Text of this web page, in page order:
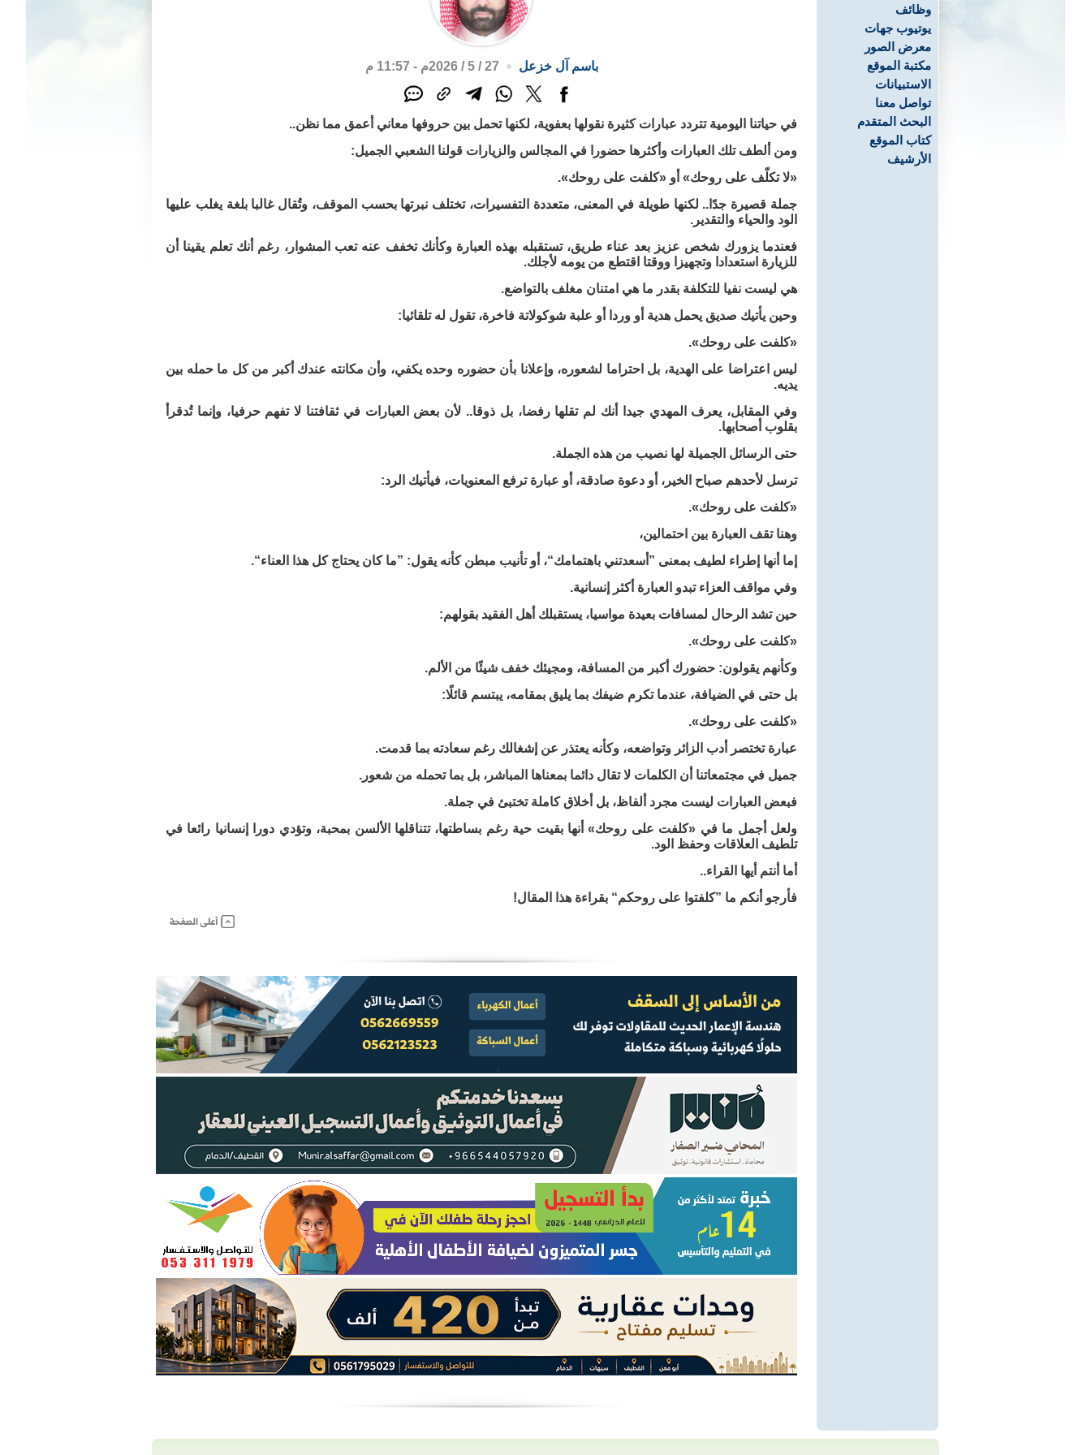
وظائف
يوتيوب جهات
معرض الصور
مكتبة الموقع
الاستبيانات
تواصل معنا
البحث المتقدم
كتاب الموقع
الأرشيف
باسم آل خزعل 27 / 5 / 2026م - 11:57 م
في حياتنا اليومية تتردد عبارات كثيرة نقولها بعفوية، لكنها تحمل بين حروفها معاني أعمق مما نظن..
ومن ألطف تلك العبارات وأكثرها حضورا في المجالس والزيارات قولنا الشعبي الجميل:
«لا تكلّف على روحك» أو «كلفت على روحك».
جملة قصيرة جدًا.. لكنها طويلة في المعنى، متعددة التفسيرات، تختلف نبرتها بحسب الموقف، وتُقال غالبا بلغة يغلب عليها
الود والحياء والتقدير.
فعندما يزورك شخص عزيز بعد عناء طريق، تستقبله بهذه العبارة وكأنك تخفف عنه تعب المشوار، رغم أنك تعلم يقينا أن
للزيارة استعدادا وتجهيزا ووقتا اقتطع من يومه لأجلك.
هي ليست نفيا للتكلفة بقدر ما هي امتنان مغلف بالتواضع.
وحين يأتيك صديق يحمل هدية أو وردا أو علبة شوكولاتة فاخرة، تقول له تلقائيا:
«كلفت على روحك».
ليس اعتراضا على الهدية، بل احتراما لشعوره، وإعلانا بأن حضوره وحده يكفي، وأن مكانته عندك أكبر من كل ما حمله بين
يديه.
وفي المقابل، يعرف المهدي جيدا أنك لم تقلها رفضا، بل ذوقا.. لأن بعض العبارات في ثقافتنا لا تفهم حرفيا، وإنما تُدقرأ
بقلوب أصحابها.
حتى الرسائل الجميلة لها نصيب من هذه الجملة.
ترسل لأحدهم صباح الخير، أو دعوة صادقة، أو عبارة ترفع المعنويات، فيأتيك الرد:
«كلفت على روحك».
وهنا تقف العبارة بين احتمالين،
إما أنها إطراء لطيف بمعنى ”أسعدتني باهتمامك“، أو تأنيب مبطن كأنه يقول: ”ما كان يحتاج كل هذا العناء“.
وفي مواقف العزاء تبدو العبارة أكثر إنسانية.
حين تشد الرحال لمسافات بعيدة مواسيا، يستقبلك أهل الفقيد بقولهم:
«كلفت على روحك».
وكأنهم يقولون: حضورك أكبر من المسافة، ومجيئك خفف شيئًا من الألم.
بل حتى في الضيافة، عندما تكرم ضيفك بما يليق بمقامه، يبتسم قائلًا:
«كلفت على روحك».
عبارة تختصر أدب الزائر وتواضعه، وكأنه يعتذر عن إشغالك رغم سعادته بما قدمت.
جميل في مجتمعاتنا أن الكلمات لا تقال دائما بمعناها المباشر، بل بما تحمله من شعور.
فبعض العبارات ليست مجرد ألفاظ، بل أخلاق كاملة تختبئ في جملة.
ولعل أجمل ما في «كلفت على روحك» أنها بقيت حية رغم بساطتها، تتناقلها الألسن بمحبة، وتؤدي دورا إنسانيا رائعا في
تلطيف العلاقات وحفظ الود.
أما أنتم أيها القراء..
فأرجو أنكم ما ”كلفتوا على روحكم“ بقراءة هذا المقال!